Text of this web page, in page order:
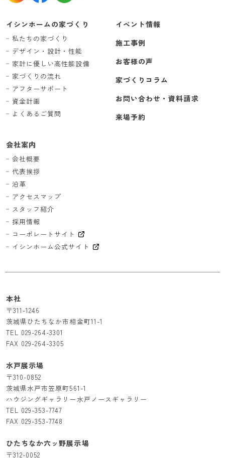
イシンホームの家づくり
私たちの家づくり
デザイン・設計・性能
家計に優しい高性能設備
家づくりの流れ
アフターサポート
資金計画
よくあるご質問
イベント情報
施工事例
お客様の声
家づくりコラム
お問い合わせ・資料請求
来場予約
会社案内
会社概要
代表挨拶
沿革
アクセスマップ
スタッフ紹介
採用情報
コーポレートサイト
イシンホーム公式サイト
本社
〒311-1246
茨城県ひたちなか市相金町11-1
TEL 029-264-3301
FAX 029-264-3305
水戸展示場
〒310-0852
茨城県水戸市笠原町561-1
ハウジングギャラリー水戸ノースギャラリー
TEL 029-353-7747
FAX 029-353-7748
ひたちなか六ッ野展示場
〒312-0052